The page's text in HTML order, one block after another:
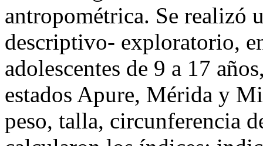
antropométrica. Se realizó
descriptivo- exploratorio,
adolescentes de 9 a 17
estados Apure, Mérida y
peso, talla, circunferencia